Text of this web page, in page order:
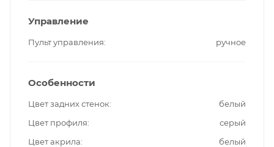
Управление
Пульт управления ручное
Особенности
Цвет задних стенок
белый
Цвет профиля
серый
Цвет акрила
белый